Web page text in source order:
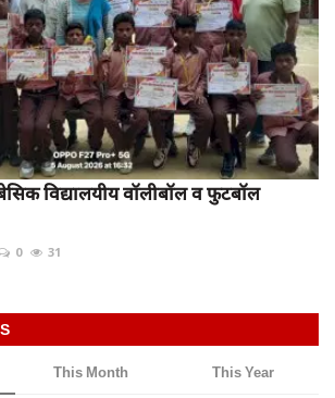
विद्यालयीय वॉलीबॉल व फुटबॉल
0 31
This Month This Year